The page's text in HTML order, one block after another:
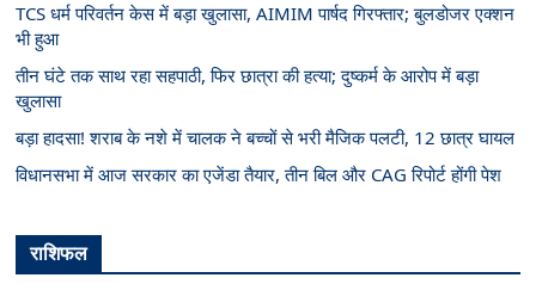
TCS धर्म परिवर्तन केस में बड़ा खुलासा, AIMIM पार्षद गिरफ्तार; बुलडोजर एक्शन
भी हुआ
तीन घंटे तक साथ रहा सहपाठी, फिर छात्रा की हत्या; दुष्कर्म के आरोप में बड़ा
खुलासा
बड़ा हादसा! शराब के नशे में चालक ने बच्चों से भरी मैजिक पलटी, 12 छात्र घायल
विधानसभा में आज सरकार का एजेंडा तैयार, तीन बिल और CAG रिपोर्ट होंगी पेश
राशिफल